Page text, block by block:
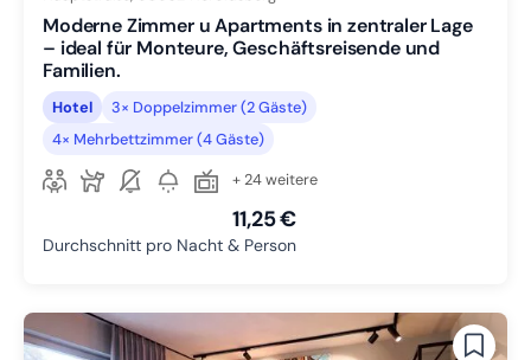
Moderne Zimmer u Apartments in zentraler Lage
– ideal für Monteure, Geschäftsreisende und
Familien.
Hotel
3× Doppelzimmer (2 Gäste)
4× Mehrbettzimmer (4 Gäste)
+ 24 weitere
11,25 €
Durchschnitt pro Nacht & Person